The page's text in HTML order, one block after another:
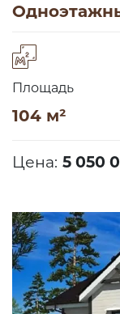
Площадь
104 м²
Цена: 5 050